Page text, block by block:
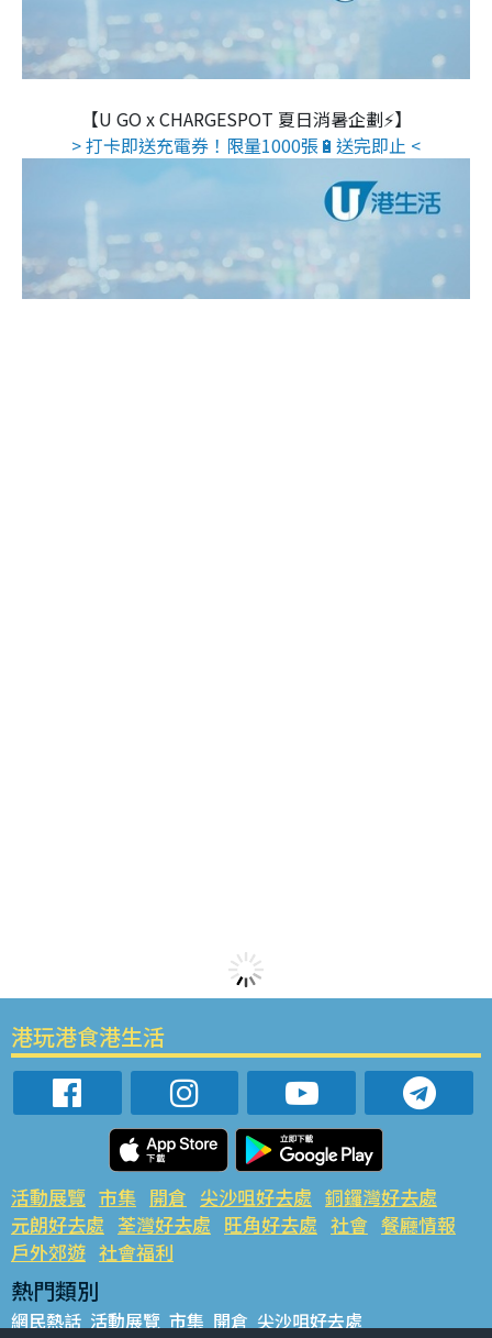
【U GO x CHARGESPOT 夏日消暑企劃⚡】
> 打卡即送充電券！限量1000張🔋送完即止 <
港玩港食港生活
活動展覽 市集 開倉 尖沙咀好去處 銅鑼灣好去處
元朗好去處 荃灣好去處 旺角好去處 社會 餐廳情報
戶外郊遊 社會福利
熱門類別
網民熱話 活動展覽 市集 開倉 尖沙咀好去處